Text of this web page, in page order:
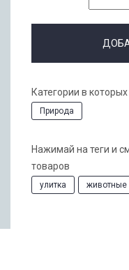
Категории в
Природа
Нажимай на теги и
товаров
улитка животные